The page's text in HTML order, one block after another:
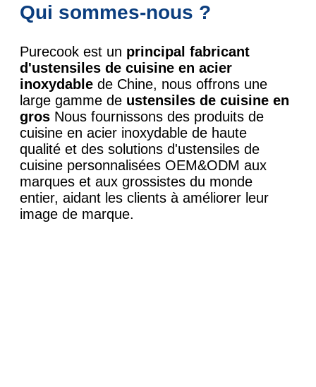
Qui sommes-nous ?
Purecook est un principal fabricant
d'ustensiles de cuisine en acier
inoxydable de Chine, nous offrons une
large gamme de ustensiles de cuisine en
gros Nous fournissons des produits de
cuisine en acier inoxydable de haute
qualité et des solutions d'ustensiles de
cuisine personnalisées OEM&ODM aux
marques et aux grossistes du monde
entier, aidant les clients à améliorer leur
image de marque.